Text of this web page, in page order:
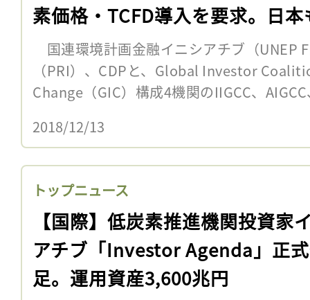
素価格・TCFD導入を要求。日本
機関
国連環境計画金融イニシアチブ（UNEP
（PRI）、CDPと、Global Investor
Change（GIC）構成4機関のIIGCC、
2018/12/13
トップニュース
【国際】低炭素推進機関投資家
アチブ「Investor Agenda」正
足。運用資産3,600兆円